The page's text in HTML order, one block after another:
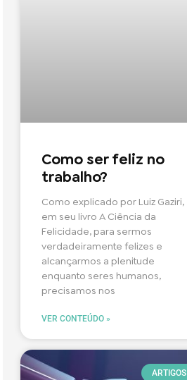
Como ser feliz no
trabalho?
Como explicado por Luiz Gaziri,
em seu livro A Ciência da
Felicidade, para sermos
verdadeiramente felizes e
alcançarmos a plenitude
enquanto seres humanos,
precisamos nos
VER CONTEÚDO »
ARTIGOS